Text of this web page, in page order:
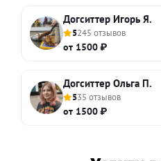
Догситтер Игорь Я.
5245 отзывов
от 1500 ₽
Догситтер Ольга П.
535 отзывов
от 1500 ₽